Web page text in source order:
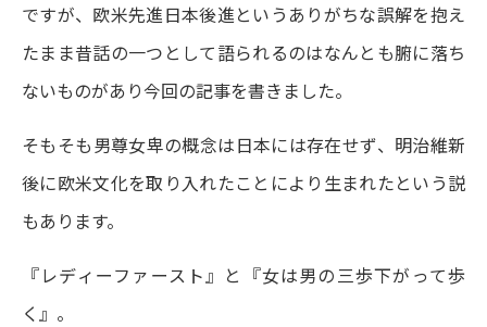
ですが、欧米先進日本後進というありがちな誤解を抱え
たまま昔話の一つとして語られるのはなんとも腑に落ち
ないものがあり今回の記事を書きました。
そもそも男尊女卑の概念は日本には存在せず、明治維新
後に欧米文化を取り入れたことにより生まれたという説
もあります。
『レディーファースト』と『女は男の三歩下がって歩
く』。